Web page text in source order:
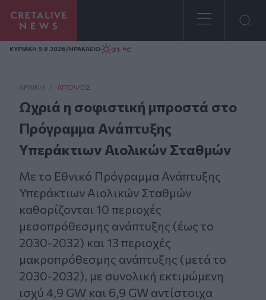
Homepage
ΚΥΡΙΑΚΗ 9.8.2026/ΗΡΑΚΛΕΙΟ 31 °C
ΑΡΧΙΚΗ / ΑΠΌΨΕΙΣ
Ωχριά η σοφιστική μπροστά στο
Πρόγραμμα Ανάπτυξης
Υπεράκτιων Αιολικών Σταθμών
Με το Εθνικό Πρόγραμμα Ανάπτυξης
Υπεράκτιων Αιολικών Σταθμών
καθορίζονται 10 περιοχές
μεσοπρόθεσμης ανάπτυξης (έως το
2030-2032) και 13 περιοχές
μακροπρόθεσμης ανάπτυξης (μετά το
2030-2032), με συνολική εκτιμώμενη
ισχύ 4,9 GW και 6,9 GW αντίστοιχα